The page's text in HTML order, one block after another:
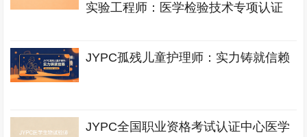
实验工程师：医学检验技术专项认证
JYPC孤残儿童护理师：实力铸就信赖
JYPC全国职业资格考试认证中心医学